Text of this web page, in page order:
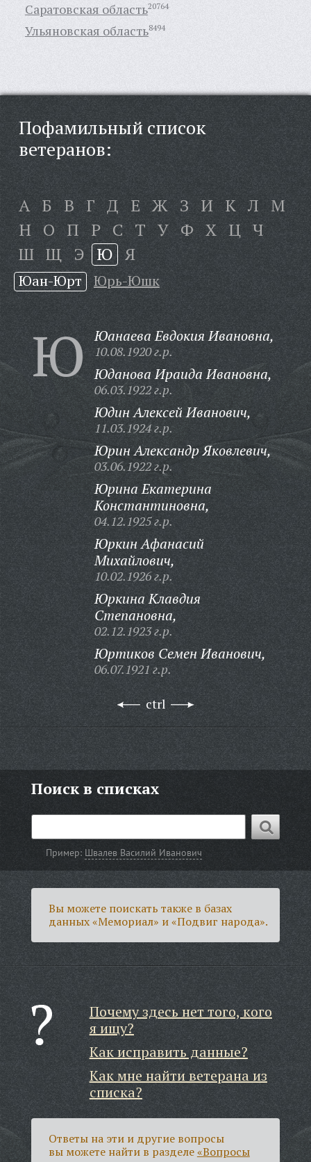
Саратовская область20764
Ульяновская область8494
Пофамильный список
ветеранов:
А Б В Г Д Е Ж З И К Л М
Н О П Р С Т У Ф Х Ц Ч
Ш Щ Э Ю Я
Юан-Юрт Юрь-Юшк
Ю Юанаева Евдокия Ивановна,
10.08.1920 г.р.
Юданова Ираида Ивановна,
06.03.1922 г.р.
Юдин Алексей Иванович,
11.03.1924 г.р.
Юрин Александр Яковлевич,
03.06.1922 г.р.
Юрина Екатерина
Константиновна,
04.12.1925 г.р.
Юркин Афанасий
Михайлович,
10.02.1926 г.р.
Юркина Клавдия
Степановна,
02.12.1923 г.р.
Юртиков Семен Иванович,
06.07.1921 г.р.
ctrl
Поиск в списках
Пример: Швалев Василий Иванович
Вы можете поискать также в базах
данных «Мемориал» и «Подвиг народа».
Почему здесь нет того, кого
я ищу?
Как исправить данные?
Как мне найти ветерана из
списка?
Ответы на эти и другие вопросы
вы можете найти в разделе«Вопросы